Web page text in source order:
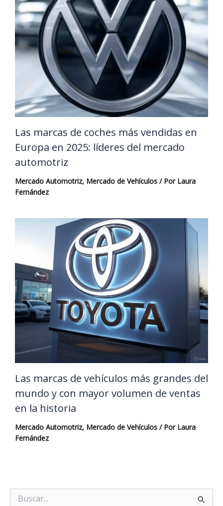
Las marcas de coches más vendidas en
Europa en 2025: líderes del mercado
automotriz
Mercado Automotriz, Mercado de Vehículos / Por Laura
Fernández
Las marcas de vehículos más grandes del
mundo y con mayor volumen de ventas
en la historia
Mercado Automotriz, Mercado de Vehículos / Por Laura
Fernández
por: